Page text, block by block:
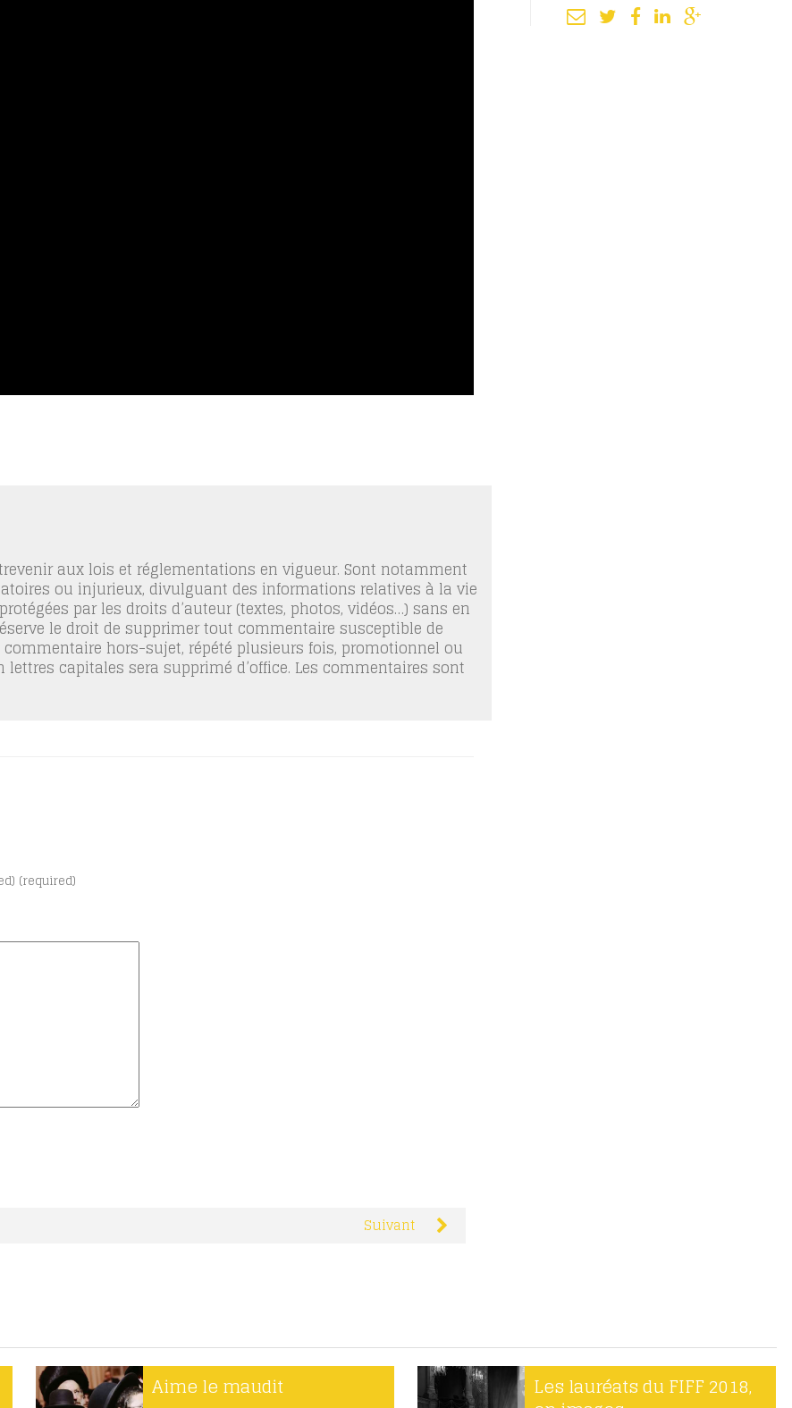
aux lois et réglementations en vigueur. Sont notamment
ou injurieux, divulguant des informations relatives à la vie
par les droits d’auteur (textes, photos, vidéos…) sans en
le droit de supprimer tout commentaire susceptible de
hors-sujet, répété plusieurs fois, promotionnel ou
capitales sera supprimé d’office. Les commentaires sont
(required)
Suivant
Aime le maudit Les lauréats du FIFF 2018,